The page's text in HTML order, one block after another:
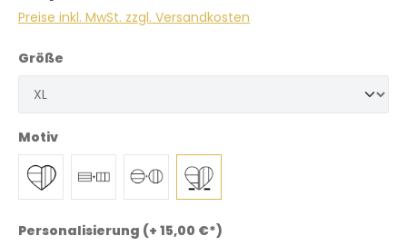
Preise inkl. MwSt. zzgl. Versandkosten
Größe
Motiv
Personalisierung (+ 15,00 €*)